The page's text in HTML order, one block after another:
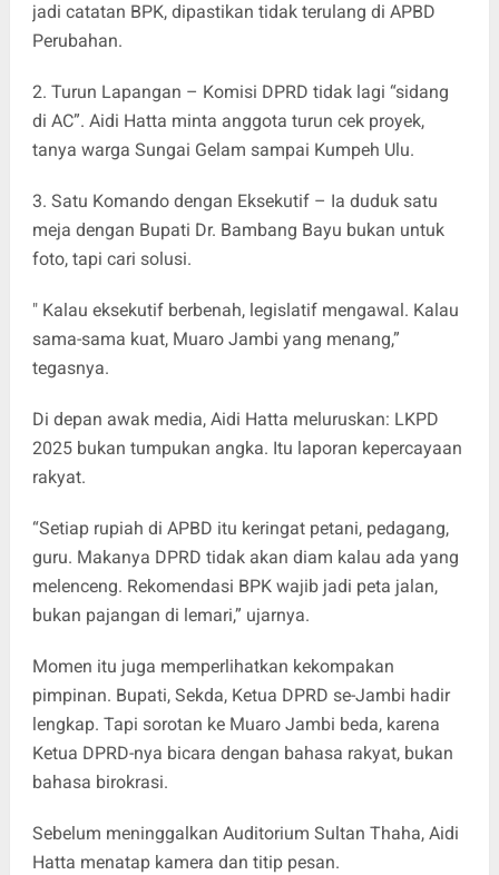
jadi catatan BPK, dipastikan tidak terulang di APBD
Perubahan.
2. Turun Lapangan – Komisi DPRD tidak lagi “sidang
di AC”. Aidi Hatta minta anggota turun cek proyek,
tanya warga Sungai Gelam sampai Kumpeh Ulu.
3. Satu Komando dengan Eksekutif – Ia duduk satu
meja dengan Bupati Dr. Bambang Bayu bukan untuk
foto, tapi cari solusi.
" Kalau eksekutif berbenah, legislatif mengawal. Kalau
sama-sama kuat, Muaro Jambi yang menang,”
tegasnya.
Di depan awak media, Aidi Hatta meluruskan: LKPD
2025 bukan tumpukan angka. Itu laporan kepercayaan
rakyat.
“Setiap rupiah di APBD itu keringat petani, pedagang,
guru. Makanya DPRD tidak akan diam kalau ada yang
melenceng. Rekomendasi BPK wajib jadi peta jalan,
bukan pajangan di lemari,” ujarnya.
Momen itu juga memperlihatkan kekompakan
pimpinan. Bupati, Sekda, Ketua DPRD se-Jambi hadir
lengkap. Tapi sorotan ke Muaro Jambi beda, karena
Ketua DPRD-nya bicara dengan bahasa rakyat, bukan
bahasa birokrasi.
Sebelum meninggalkan Auditorium Sultan Thaha, Aidi
Hatta menatap kamera dan titip pesan.